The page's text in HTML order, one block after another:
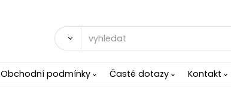
Obchodní podmínky Časté dotazy Kontakt